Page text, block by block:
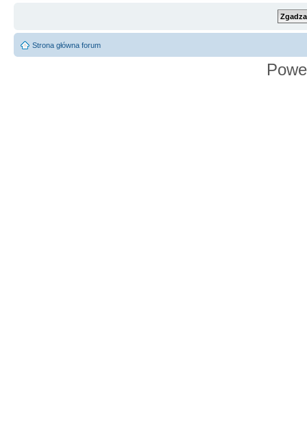
Strona główna forum